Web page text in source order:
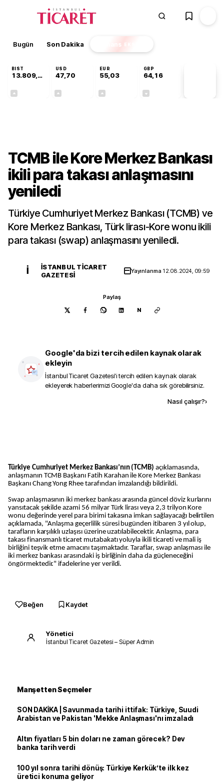
Bugün Son Dakika Finans EKSTRA
BIST
13.809,07
USD
47,70
EUR
55,03
GBP
64,16
TCMB ile Kore Merkez Bankası
ikili para takası anlaşmasını
yeniledi
Türkiye Cumhuriyet Merkez Bankası (TCMB) ve
Kore Merkez Bankası, Türk lirası-Kore wonu ikili
para takası (swap) anlaşmasını yeniledi.
İ
İSTANBUL TICARET
GAZETESI
Yayınlanma 12.08.2024, 09:59
Paylaş
N
Google'da bizi tercih edilen kaynak olarak
ekleyin
İstanbul Ticaret Gazetesi'i tercih edilen kaynak olarak
ekleyerek haberlerimizi Google'da daha sık görebilirsiniz.
Nasıl çalışır?›
Türkiye Cumhuriyet Merkez Bankası’nın (TCMB)açıklamasında,
anlaşmanın TCMB Başkanı Fatih Karahan ile Kore Merkez Bankası
Başkanı Chang Yong Rhee tarafından imzalandığı bildirildi.
Swap anlaşmasının iki merkez bankası arasında güncel döviz kurlarını
yansıtacak şekilde azami 56 milyar Türk lirası veya 2,3 trilyon Kore
wonu değerinde yerel para birimi takasına imkan sağlayacağı belirtilen
açıklamada, "Anlaşma geçerlilik süresi bugünden itibaren 3 yıl olup,
tarafların karşılıklı uzlaşısı üzerine uzatılabilecektir. Anlaşma, para
takası finansmanlı ticaret mutabakatı yoluyla ikili ticareti ve mali iş
birliğini teşvik etme amacını taşımaktadır. Taraflar, swap anlaşması ile
iki merkez bankası arasındaki iş birliğinin daha da güçleneceğini
öngörmektedir." ifadelerine yer verildi.
Beğen Kaydet
Yönetici
İstanbul Ticaret Gazetesi – Süper Admin
Manşetten Seçmeler
SON DAKİKA | Savunmada tarihi ittifak: Türkiye, Suudi
Arabistan ve Pakistan 'Mekke Anlaşması'nı imzaladı
Altın fiyatları 5 bin doları ne zaman görecek? Dev
banka tarih verdi
100 yıl sonra tarihi dönüş: Türkiye Kerkük’te ilk kez
üretici konuma geliyor